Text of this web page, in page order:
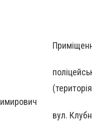
(територія
вул.